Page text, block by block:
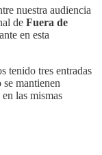
nuestra audiencia
de Fuera de
en esta
tenido tres entradas
mantienen
en las mismas